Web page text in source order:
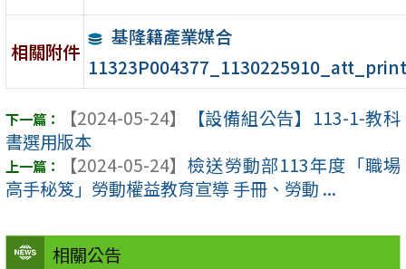
相關公告
相關附件
基隆籍產業媒合
【2024-05-24】
【設備組公告】113-1-教科
書選用版本
【2024-05-24】 檢送勞動部113年度「職場
高手秘笈」勞動權益教育宣導 手冊、勞動 ...